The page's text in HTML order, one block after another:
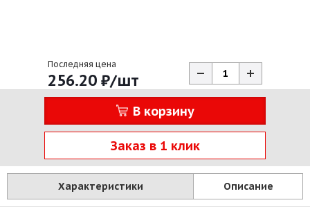
Последняя цена
256.20 ₽/шт
В корзину
Заказ в 1 клик
Характеристики Описание